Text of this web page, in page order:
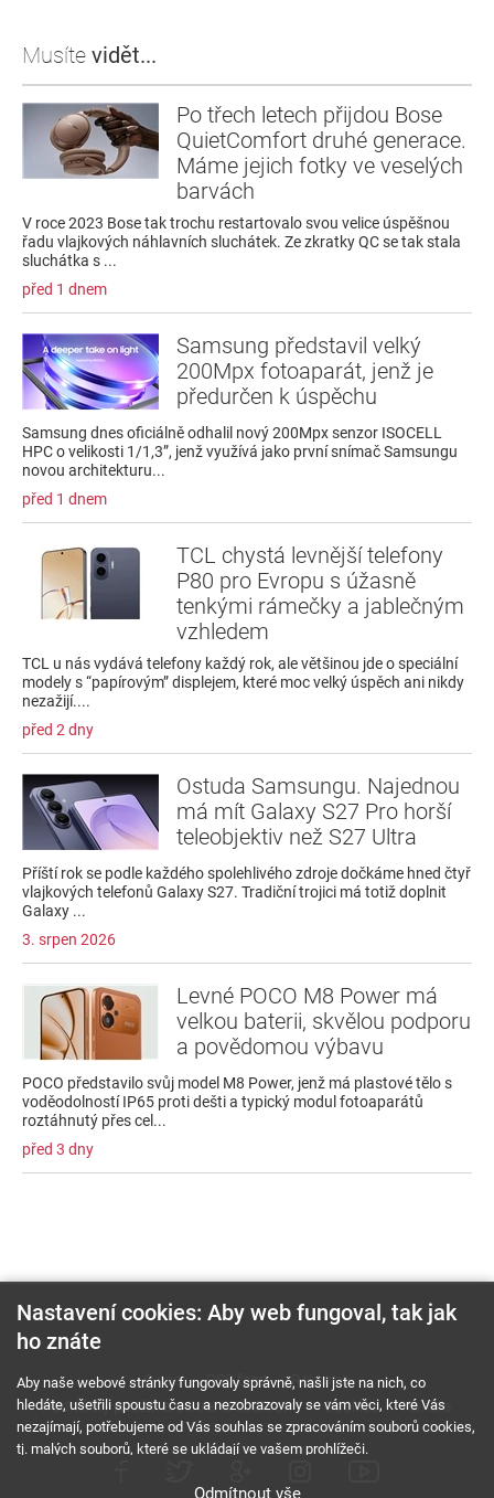
Musíte vidět...
Po třech letech přijdou Bose
QuietComfort druhé generace.
Máme jejich fotky ve veselých
barvách
V roce 2023 Bose tak trochu restartovalo svou velice úspěšnou
řadu vlajkových náhlavních sluchátek. Ze zkratky QC se tak stala
sluchátka s ...
před 1 dnem
Samsung představil velký
200Mpx fotoaparát, jenž je
předurčen k úspěchu
Samsung dnes oficiálně odhalil nový 200Mpx senzor ISOCELL
HPC o velikosti 1/1,3”, jenž využívá jako první snímač Samsungu
novou architekturu...
před 1 dnem
TCL chystá levnější telefony
P80 pro Evropu s úžasně
tenkými rámečky a jablečným
vzhledem
TCL u nás vydává telefony každý rok, ale většinou jde o speciální
modely s “papírovým” displejem, které moc velký úspěch ani nikdy
nezažijí....
před 2 dny
Ostuda Samsungu. Najednou
má mít Galaxy S27 Pro horší
teleobjektiv než S27 Ultra
Příští rok se podle každého spolehlivého zdroje dočkáme hned čtyř
vlajkových telefonů Galaxy S27. Tradiční trojici má totiž doplnit
Galaxy ...
3. srpen 2026
Levné POCO M8 Power má
velkou baterii, skvělou podporu
a povědomou výbavu
POCO představilo svůj model M8 Power, jenž má plastové tělo s
voděodolností IP65 proti dešti a typický modul fotoaparátů
roztáhnutý přes cel...
před 3 dny
O nás RSS feed
Reklama
Podmínky použití a ochrana soukromí
Cookies Kariéra
Nastavení cookies: Aby web fungoval, tak jak
ho znáte
Aby naše webové stránky fungovaly správně, našli jste na nich, co
hledáte, ušetřili spoustu času a nezobrazovaly se vám věci, které Vás
nezajímají, potřebujeme od Vás souhlas se zpracováním souborů cookies,
tj. malých souborů, které se ukládají ve vašem prohlížeči.
Odmítnout vše